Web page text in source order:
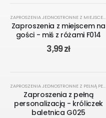
ZAPROSZENIA JEDNOSTRONNE Z MIEJSCEM NA GOŚCI
Zaproszenia z miejscem na
gości - miś z różami F014
3,99zł
ZAPROSZENIA JEDNOSTRONNE Z PEŁNĄ PERSONALIZACJĄ
Zaproszenia z pełną
personalizacją - króliczek
baletnica G025